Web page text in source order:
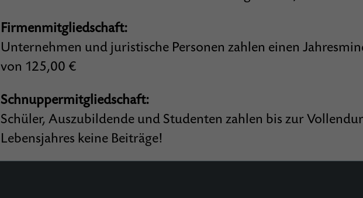
Firmenmitgliedschaft:
Unternehmen und juristische Personen zahlen einen
von 125,00 €
Schnuppermitgliedschaft:
Schüler, Auszubildende und Studenten zahlen bis zur
Lebensjahres keine Beiträge!